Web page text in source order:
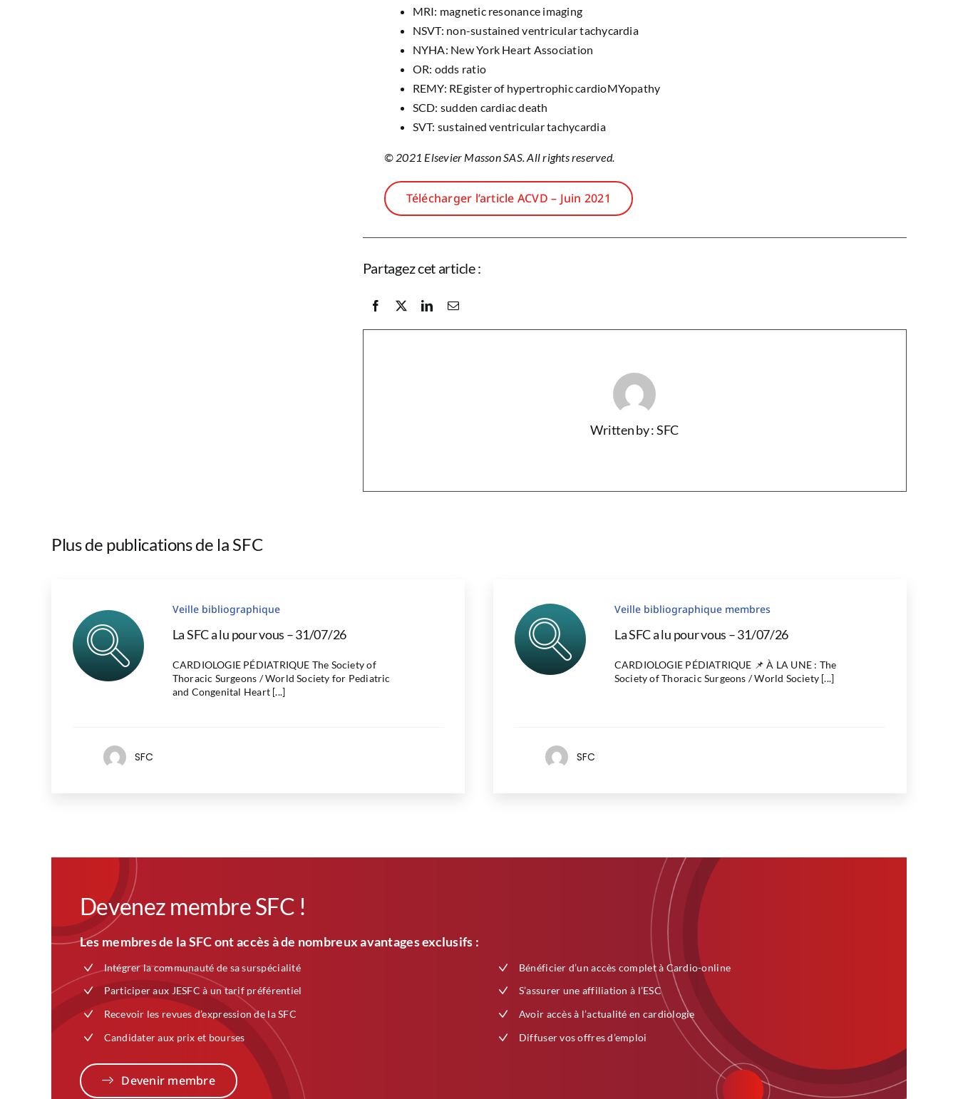
MRI: magnetic resonance imaging
NSVT: non-sustained ventricular tachycardia
NYHA: New York Heart Association
OR: odds ratio
REMY: REgister of hypertrophic cardioMYopathy
SCD: sudden cardiac death
SVT: sustained ventricular tachycardia
© 2021 Elsevier Masson SAS. All rights reserved.
Télécharger l’article ACVD – Juin 2021
Partagez cet article :
Written by : SFC
Plus de publications de la SFC
Veille bibliographique
La SFC a lu pour vous – 31/07/26
CARDIOLOGIE PÉDIATRIQUE The Society of
Thoracic Surgeons / World Society for Pediatric
and Congenital Heart [...]
SFC
Veille bibliographique membres
La SFC a lu pour vous – 31/07/26
CARDIOLOGIE PÉDIATRIQUE 📌 À LA UNE : The
Society of Thoracic Surgeons / World Society [...]
SFC
Devenez membre SFC !
Les membres de la SFC ont accès à de nombreux avantages exclusifs :
Intégrer la communauté de sa surspécialité
Participer aux JESFC à un tarif préférentiel
Recevoir les revues d’expression de la SFC
Candidater aux prix et bourses
Bénéficier d’un accès complet à Cardio-online
S’assurer une affiliation à l’ESC
Avoir accès à l’actualité en cardiologie
Diffuser vos offres d’emploi
Devenir membre